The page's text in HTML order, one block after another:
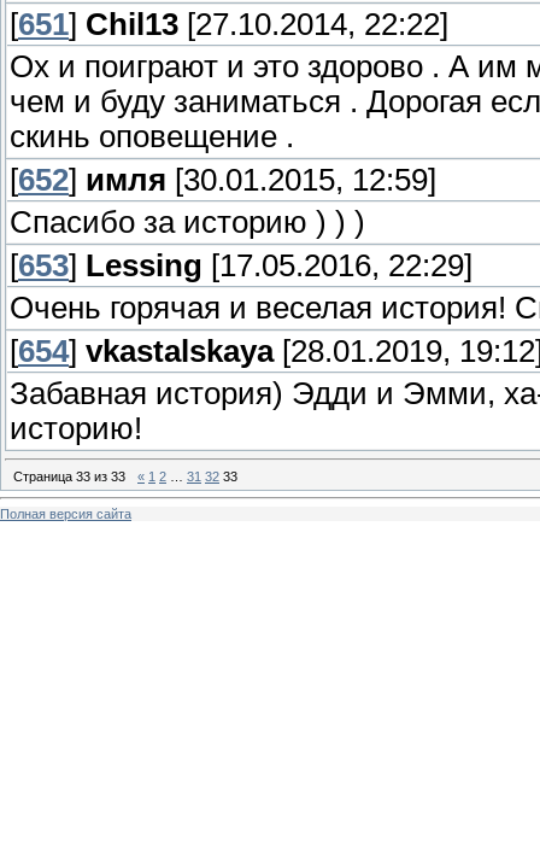
[651] Chil13 [27.10.2014, 22:22]
Ох и поиграют и это здорово . А им
чем и буду заниматься . Дорогая
скинь оповещение .
[652] имля [30.01.2015, 12:59]
Спасибо за историю ) ) )
[653] Lessing [17.05.2016, 22:29]
Очень горячая и веселая история!
[654] vkastalskaya[28.01.2019,
Забавная история) Эдди и Эмми,
историю!
Страница 33 из 33 « 1 2 31 32 33
Полная версия сайта